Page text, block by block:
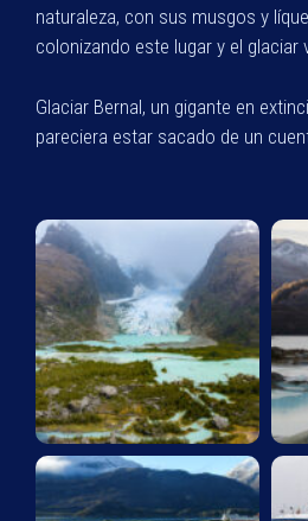
naturaleza, con sus musgos y
colonizando este lugar y el glaciar
Glaciar Bernal, un gigante en
pareciera estar sacado de un